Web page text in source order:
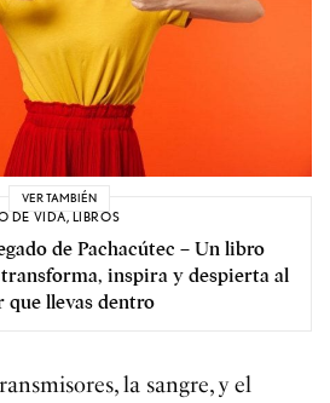
VER TAMBIÉN
DE VIDA, LIBROS
de Pachacútec – Un libro
inspira y despierta al
que llevas dentro
la sangre, y el